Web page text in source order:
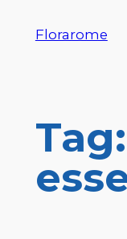
Florarome
Tag: